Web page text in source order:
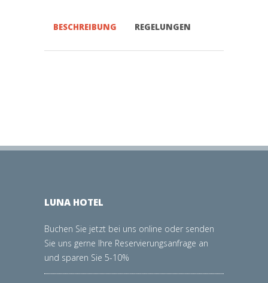
BESCHREIBUNG REGELUNGEN
LUNA HOTEL
Buchen Sie jetzt bei uns online oder senden
Sie uns gerne Ihre Reservierungsanfrage an
und sparen Sie 5-10%